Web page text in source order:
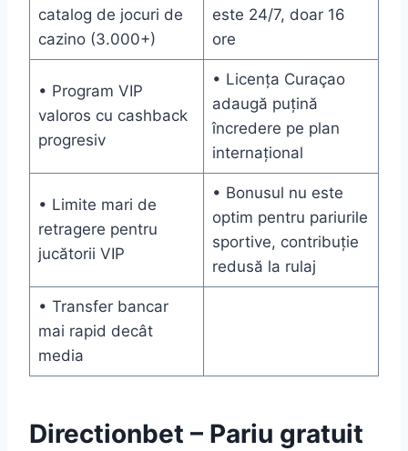
catalog de jocuri de
cazino (3.000+)
este 24/7, doar 16
ore
• Program VIP
valoros cu cashback
progresiv
• Licența Curaçao
adaugă puțină
încredere pe plan
internațional
• Limite mari de
retragere pentru
jucătorii VIP
• Bonusul nu este
optim pentru pariurile
sportive, contribuție
redusă la rulaj
• Transfer bancar
mai rapid decât
media
Directionbet – Pariu gratuit